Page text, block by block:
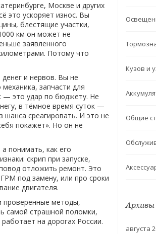
Москве и других
это ускоряет износ. Вы
блестящие участки,
км он может не
заявленного
Потому что
и нервов. Вы не
запчасти для
— это удар по бюджету. Не
в тёмное время суток —
шанса среагировать. И это не
покажет». Но он не
а понимать, как его
скрип при запуске,
отложить ремонт. Это
под замену, или про сроки
двигателя.
проверенные методы,
самой страшной поломки,
на дорогах России.
Кузов и
Общие
Архивы
августа